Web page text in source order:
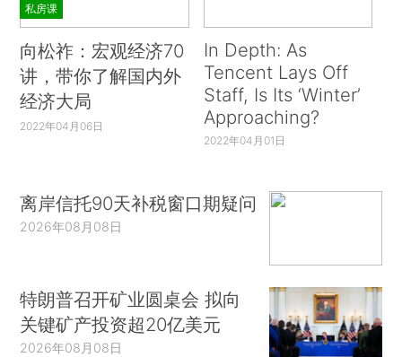
私房课
向松祚：宏观经济70
讲，带你了解国内外
经济大局
2022年04月06日
In Depth: As
Tencent Lays Off
Staff, Is Its ‘Winter’
Approaching?
2022年04月01日
离岸信托90天补税窗口期疑问
2026年08月08日
特朗普召开矿业圆桌会 拟向
关键矿产投资超20亿美元
2026年08月08日